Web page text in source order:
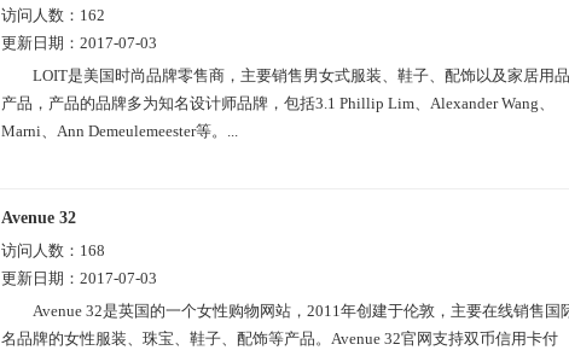
访问人数： 162
更新日期： 2017-07-03
LOIT是美国时尚品牌零售商，主要销售男女式服装、鞋子、配饰以及家居用
产品，产品的品牌多为知名设计师品牌，包括3.1 Phillip Lim、Alexander Wang、
Marni、Ann Demeulemeester等。...
Avenue 32
访问人数： 168
更新日期： 2017-07-03
Avenue 32是英国的一个女性购物网站，2011年创建于伦敦，主要在线销售国
名品牌的女性服装、珠宝、鞋子、配饰等产品。Avenue 32官网支持双币信用卡付